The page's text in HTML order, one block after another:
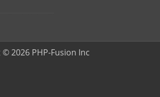
2026 PHP-Fusion Inc